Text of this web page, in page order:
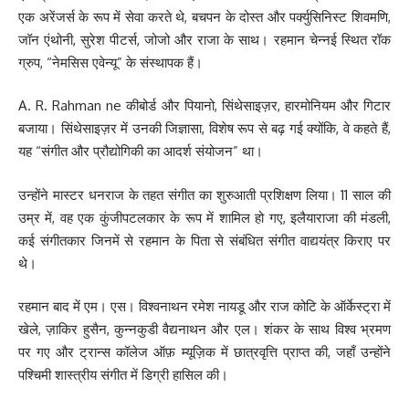
एक अरेंजर्स के रूप में सेवा करते थे, बचपन के दोस्त और पर्क्युसिनिस्ट शिवमणि,
जॉन एंथोनी, सुरेश पीटर्स, जोजो और राजा के साथ। रहमान चेन्नई स्थित रॉक
ग्रुप, “नेमसिस एवेन्यू” के संस्थापक हैं।
A. R. Rahman ne कीबोर्ड और पियानो, सिंथेसाइज़र, हारमोनियम और गिटार
बजाया। सिंथेसाइज़र में उनकी जिज्ञासा, विशेष रूप से बढ़ गई क्योंकि, वे कहते हैं,
यह “संगीत और प्रौद्योगिकी का आदर्श संयोजन” था।
उन्होंने मास्टर धनराज के तहत संगीत का शुरुआती प्रशिक्षण लिया। 11 साल की
उम्र में, वह एक कुंजीपटलकार के रूप में शामिल हो गए, इलैयाराजा की मंडली,
कई संगीतकार जिनमें से रहमान के पिता से संबंधित संगीत वाद्ययंत्र किराए पर
थे।
रहमान बाद में एम। एस। विश्वनाथन रमेश नायडू और राज कोटि के ऑर्केस्ट्रा में
खेले, ज़ाकिर हुसैन, कुन्नकुडी वैद्यनाथन और एल। शंकर के साथ विश्व भ्रमण
पर गए और ट्रान्स कॉलेज ऑफ़ म्यूज़िक में छात्रवृत्ति प्राप्त की, जहाँ उन्होंने
पश्चिमी शास्त्रीय संगीत में डिग्री हासिल की।